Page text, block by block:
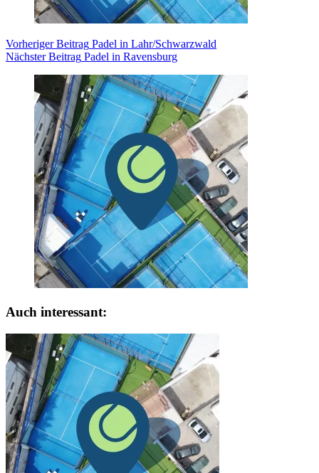
VorherigerBeitrag Padel in Lahr/Schwarzwald
NächsterBeitrag Padel in Ravensburg
Auch interessant: